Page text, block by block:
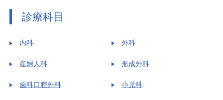
診療科目
内科 外科
産婦人科 形成外科
歯科口腔外科 小児科